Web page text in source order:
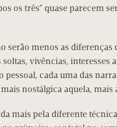
os três” quase parecem
serão menos as
vivências, interesses
cada uma das
nostálgica aquela, mais
mais pela diferente